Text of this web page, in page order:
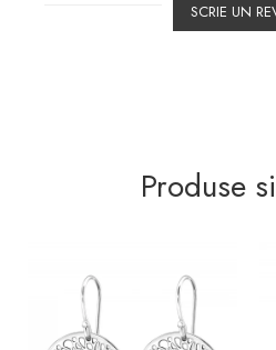
SCRIE UN
Produse